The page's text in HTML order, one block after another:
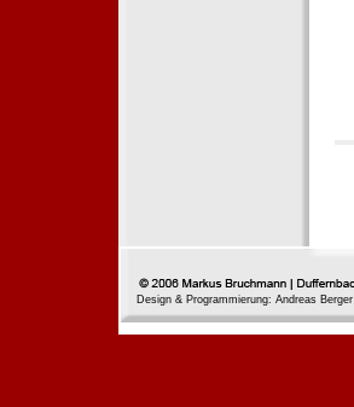
Design & Programmierung: Andreas Berger